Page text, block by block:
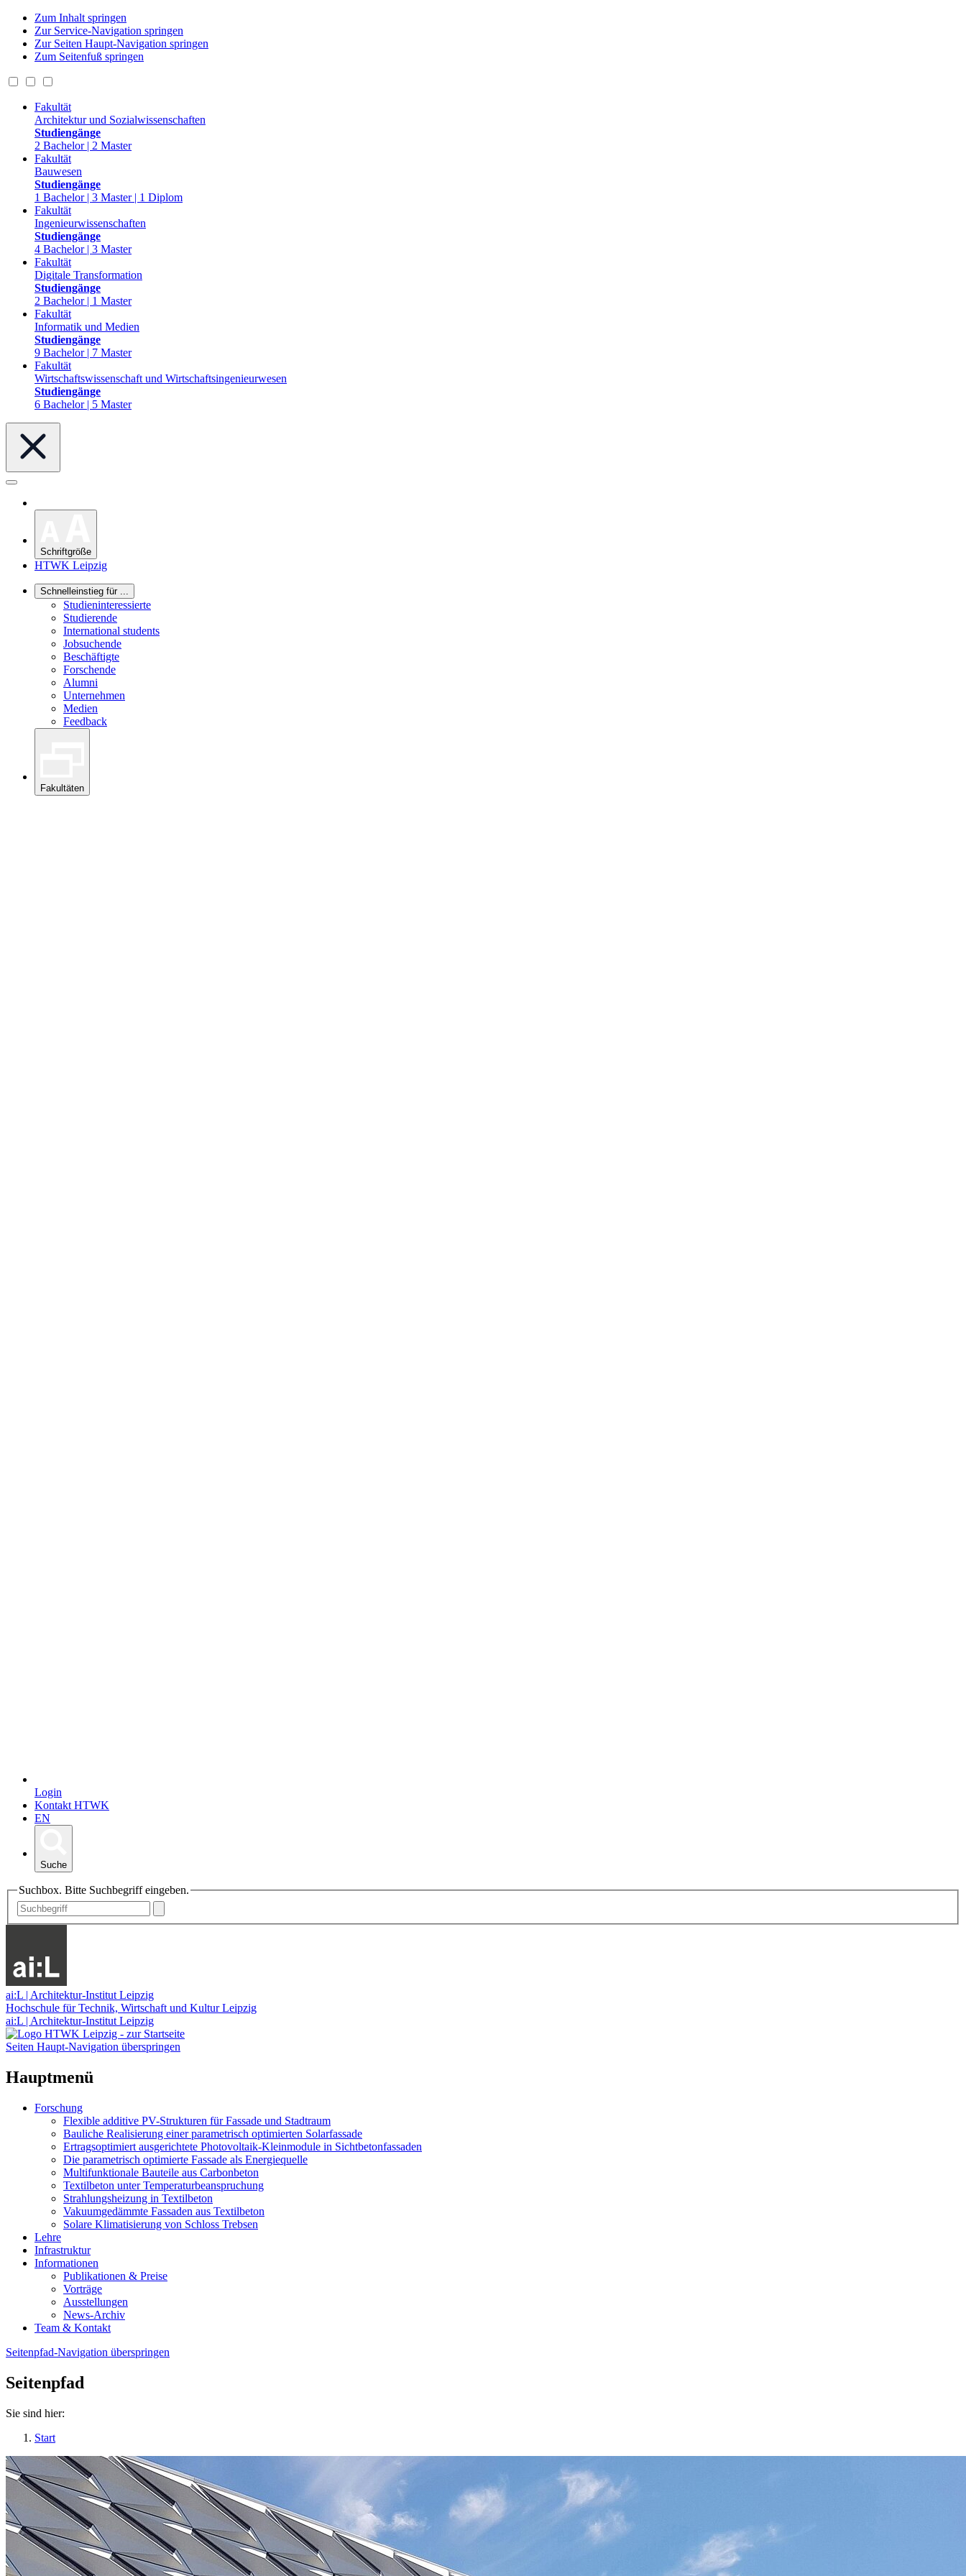
Zum Inhalt springen
Zur Service-Navigation springen
Zur Seiten Haupt-Navigation springen
Zum Seitenfuß springen
Fakultät
Architektur und Sozialwissenschaften
Studiengänge
2 Bachelor | 2 Master
Fakultät
Bauwesen
Studiengänge
1 Bachelor | 3 Master | 1 Diplom
Fakultät
Ingenieurwissenschaften
Studiengänge
4 Bachelor | 3 Master
Fakultät
Digitale Transformation
Studiengänge
2 Bachelor | 1 Master
Fakultät
Informatik und Medien
Studiengänge
9 Bachelor | 7 Master
Fakultät
Wirtschaftswissenschaft und Wirtschaftsingenieurwesen
Studiengänge
6 Bachelor | 5 Master
Schriftgröße
HTWK Leipzig
Schnelleinstieg für ...
Studieninteressierte
Studierende
International students
Jobsuchende
Beschäftigte
Forschende
Alumni
Unternehmen
Medien
Feedback
Fakultäten
Login
Kontakt HTWK
EN
Suche
Suchbox. Bitte Suchbegriff eingeben.
ai:L | Architektur-Institut Leipzig
Hochschule für Technik, Wirtschaft und Kultur Leipzig
ai:L | Architektur-Institut Leipzig
Seiten Haupt-Navigation überspringen
Hauptmenü
Forschung
Flexible additive PV-Strukturen für Fassade und Stadtraum
Bauliche Realisierung einer parametrisch optimierten Solarfassade
Ertragsoptimiert ausgerichtete Photovoltaik-Kleinmodule in Sichtbetonfassaden
Die parametrisch optimierte Fassade als Energiequelle
Multifunktionale Bauteile aus Carbonbeton
Textilbeton unter Temperaturbeanspruchung
Strahlungsheizung in Textilbeton
Vakuumgedämmte Fassaden aus Textilbeton
Solare Klimatisierung von Schloss Trebsen
Lehre
Infrastruktur
Informationen
Publikationen & Preise
Vorträge
Ausstellungen
News-Archiv
Team & Kontakt
Seitenpfad-Navigation überspringen
Seitenpfad
Sie sind hier:
Start